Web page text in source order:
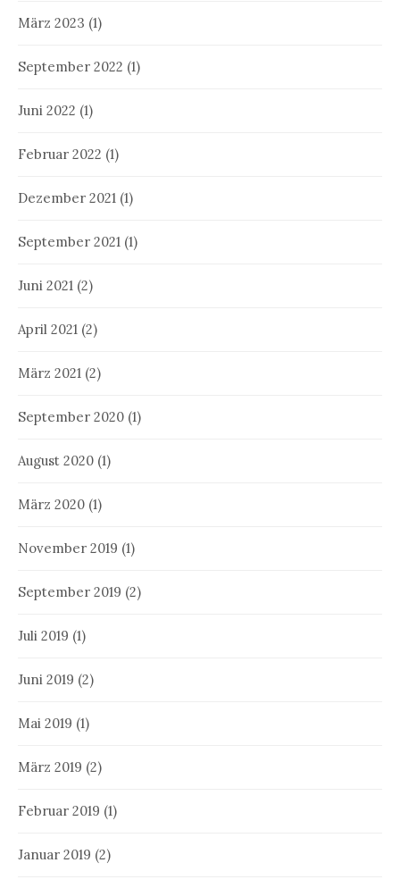
März 2023 (1)
September 2022 (1)
Juni 2022 (1)
Februar 2022 (1)
Dezember 2021 (1)
September 2021 (1)
Juni 2021 (2)
April 2021 (2)
März 2021 (2)
September 2020 (1)
August 2020 (1)
März 2020 (1)
November 2019 (1)
September 2019 (2)
Juli 2019 (1)
Juni 2019 (2)
Mai 2019 (1)
März 2019 (2)
Februar 2019 (1)
Januar 2019 (2)